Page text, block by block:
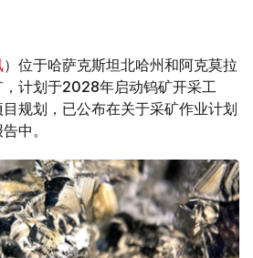
）位于哈萨克斯坦北哈州和阿克莫拉
计划于2028年启动钨矿开采工
规划，已公布在关于采矿作业计划
中。